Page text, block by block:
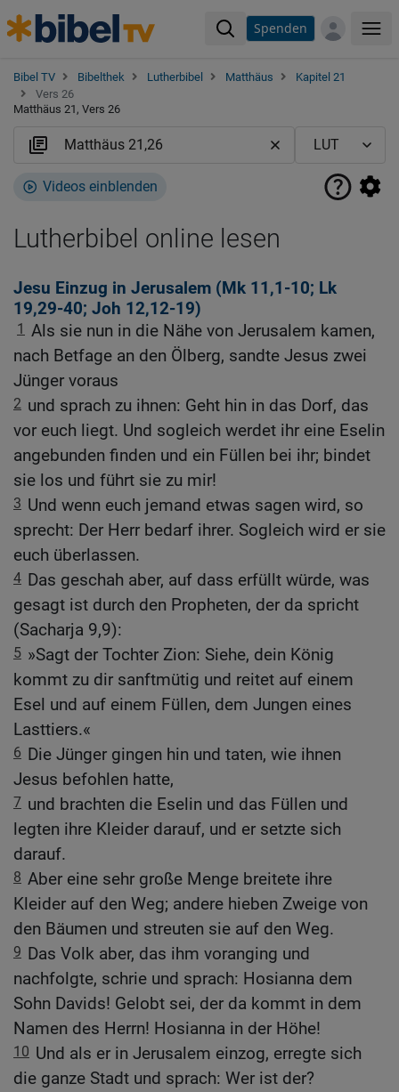
Spenden
Bibel TV Bibelthek Lutherbibel Matthäus
Kapitel 21
Vers 26
Matthäus 21, Vers 26
Videos einblenden
Lutherbibel online lesen
Jesu Einzug in Jerusalem (Mk 11,1-10; Lk
19,29-40; Joh 12,12-19)
1 Als sie nun in die Nähe von Jerusalem kamen,
nach Betfage an den Ölberg, sandte Jesus zwei
Jünger voraus
2 und sprach zu ihnen: Geht hin in das Dorf, das
vor euch liegt. Und sogleich werdet ihr eine Eselin
angebunden finden und ein Füllen bei ihr; bindet
sie los und führt sie zu mir!
3 Und wenn euch jemand etwas sagen wird, so
sprecht: Der Herr bedarf ihrer. Sogleich wird er sie
euch überlassen.
4 Das geschah aber, auf dass erfüllt würde, was
gesagt ist durch den Propheten, der da spricht
(Sacharja 9,9):
5 »Sagt der Tochter Zion: Siehe, dein König
kommt zu dir sanftmütig und reitet auf einem
Esel und auf einem Füllen, dem Jungen eines
Lasttiers.«
6 Die Jünger gingen hin und taten, wie ihnen
Jesus befohlen hatte,
7 und brachten die Eselin und das Füllen und
legten ihre Kleider darauf, und er setzte sich
darauf.
8 Aber eine sehr große Menge breitete ihre
Kleider auf den Weg; andere hieben Zweige von
den Bäumen und streuten sie auf den Weg.
9 Das Volk aber, das ihm voranging und
nachfolgte, schrie und sprach: Hosianna dem
Sohn Davids! Gelobt sei, der da kommt in dem
Namen des Herrn! Hosianna in der Höhe!
10 Und als er in Jerusalem einzog, erregte sich
die ganze Stadt und sprach: Wer ist der?